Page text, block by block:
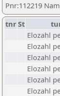
Pnr:112219
tnrSt
Elozahl
Elozahl
Elozahl
Elozahl
Elozahl
Elozahl